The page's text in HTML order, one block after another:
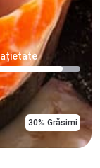
30% Grăsimi